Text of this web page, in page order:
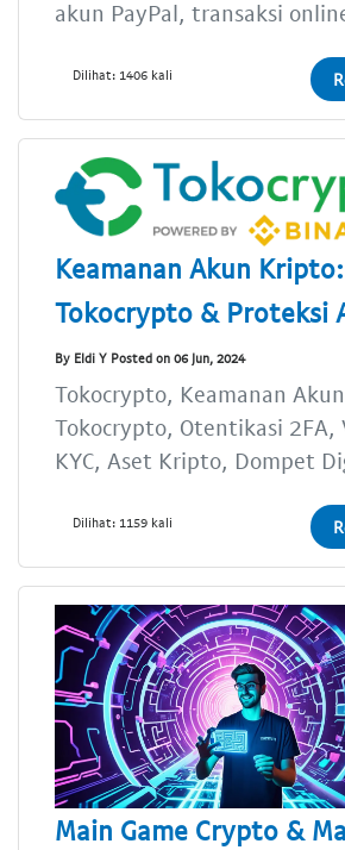
akun PayPal, transaksi
Dilihat: 1406 kali
Keamanan Akun
Tokocrypto & Proteksi
By Eldi Y Posted on 06 Jun, 2024
Tokocrypto, Keamanan
Tokocrypto, Otentikasi 2FA,
KYC, Aset Kripto, Dompet
Dilihat: 1159 kali
Main Game Crypto &